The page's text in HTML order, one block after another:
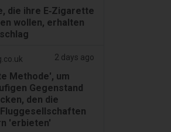
die ihre E‑Zigarette
wollen, erhalten
2 days ago
Methode', um
Gegenstand
den die
'erbieten'